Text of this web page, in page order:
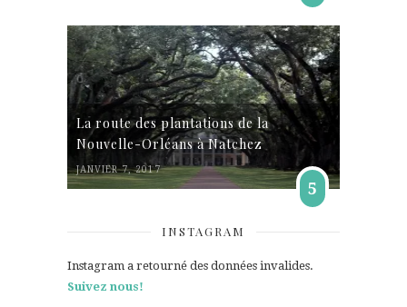
La route des plantations de la
Nouvelle-Orléans à Natchez
JANVIER 7, 2017
5
INSTAGRAM
Instagram a retourné des données invalides.
Suivez nous!